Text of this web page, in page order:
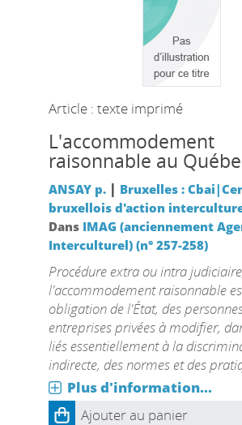
Article : texte imprimé
L'accommodement
raisonnable au
ANSAY p. | Bruxelles :
bruxellois d'action
Dans IMAG (anciennement
Interculturel) (n° 257-258)
Procédure extra ou intra
l'accommodement raisonnable
obligation de l'État, des
entreprises privées à modifier,
liés essentiellement à la
indirecte, des normes et des
Plus d'information...
Ajouter au panier